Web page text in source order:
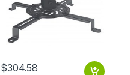
$304.58